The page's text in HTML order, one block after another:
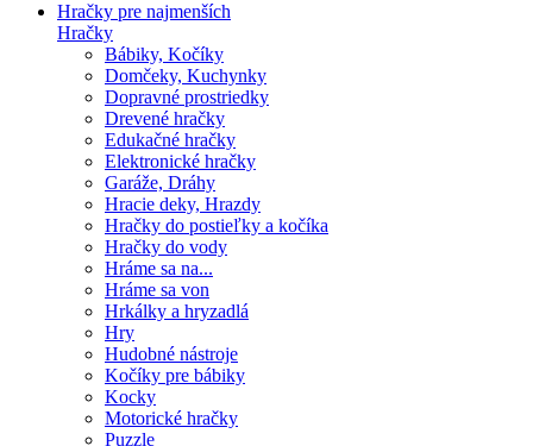
Hračky pre najmenších
Hračky
Bábiky, Kočíky
Domčeky, Kuchynky
Dopravné prostriedky
Drevené hračky
Edukačné hračky
Elektronické hračky
Garáže, Dráhy
Hracie deky, Hrazdy
Hračky do postieľky a kočíka
Hračky do vody
Hráme sa na...
Hráme sa von
Hrkálky a hryzadlá
Hry
Hudobné nástroje
Kočíky pre bábiky
Kocky
Motorické hračky
Puzzle